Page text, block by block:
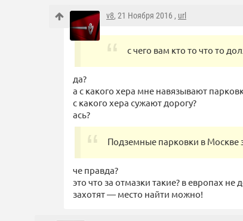
v8, 21 Ноября 2016 , url
с чего вам кто то что то
да?
а с какого хера мне навязывают
с какого хера сужают дорогу?
ась?
Подземные парковки в Москве
че правда?
это что за отмазки такие? в европах
захотят — место найти можно!